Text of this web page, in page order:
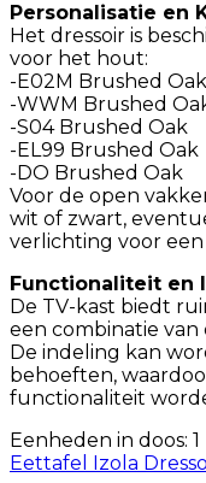
Personalisatie en
Het dressoir is
voor het hout:
-E02M Brushed Oak
-WWM Brushed
-S04 Brushed Oak
-EL99 Brushed Oak
-DO Brushed Oak
Voor de open
wit of zwart,
verlichting voor
Functionaliteit en
De TV-kast biedt
een combinatie
De indeling kan
behoeften,
functionaliteit
Eenheden in doos: 1
Eettafel Izola